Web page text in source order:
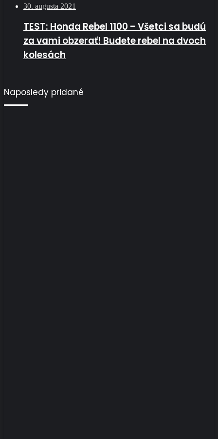
30. augusta 2021
TEST: Honda Rebel 1100 – Všetci sa budú
za vami obzerať! Budete rebel na dvoch
kolesách
Naposledy pridané